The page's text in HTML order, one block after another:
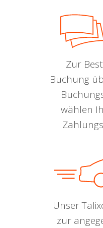
Zur
Buchung
wählen
Unser
zur